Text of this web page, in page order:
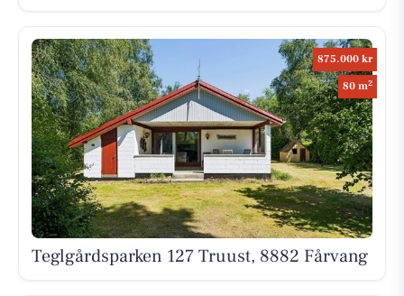
875.000 kr
80 m2
Teglgårdsparken 127 Truust, 8882 Fårvang